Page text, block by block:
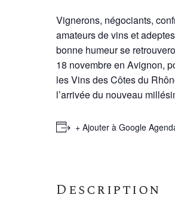
Vignerons, négociants,
amateurs de vins et
bonne humeur se
18 novembre en Avignon,
les Vins des Côtes du
l’arrivée du nouveau
+ Ajouter à Google
Description